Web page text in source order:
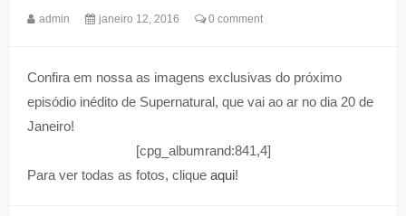
admin janeiro 12, 2016 0 comment
Confira em nossa as imagens exclusivas do próximo
episódio inédito de Supernatural, que vai ao ar no dia 20 de
Janeiro!
[cpg_albumrand:841,4]
Para ver todas as fotos, clique aqui!